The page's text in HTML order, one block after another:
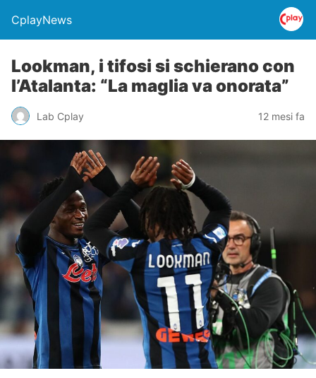
CplayNews
Lookman, i tifosi si schierano con
l’Atalanta: “La maglia va onorata”
Lab Cplay 12 mesi fa